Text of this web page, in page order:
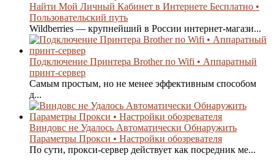
Найти Мой Личный Кабинет в Интернете Бесплатно •
Пользовательский путь
Wildberries — крупнейший в России интернет-магази...
Подключение Принтера Brother по Wifi • Аппаратный
принт-сервер
Самым простым, но не менее эффективным способом
д...
Виндовс не Удалось Автоматически Обнаружить
Параметры Прокси • Настройки обозревателя
По сути, прокси-сервер действует как посредник ме...